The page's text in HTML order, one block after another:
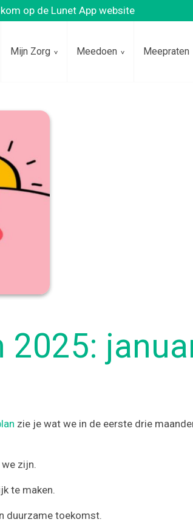
op de Lunet App website
Mijn Zorg Meedoen Meepraten
zie je wat we in de eerste drie
zijn.
te maken.
duurzame toekomst.